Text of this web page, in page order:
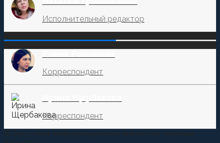
Исполнительный редактор
Корреспондент
Корреспондент